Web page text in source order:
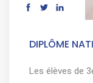
DIPLÔME
Les élèves de